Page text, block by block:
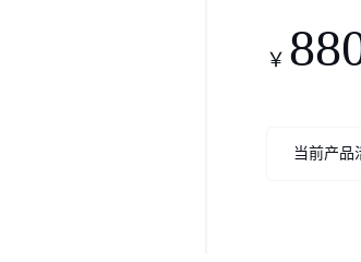
￥
当前产品